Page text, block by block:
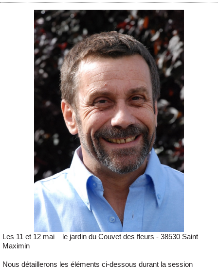
Les 11 et 12 mai – le jardin du Couvet des fleurs - 38530 Saint
Maximin
Nous détaillerons les éléments ci-dessous durant la session